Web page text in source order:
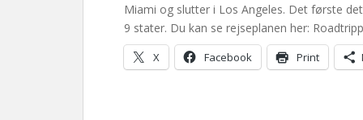
Miami og slutter i Los Angeles. Det første
9 stater. Du kan se rejseplanen her:
X Facebook Print